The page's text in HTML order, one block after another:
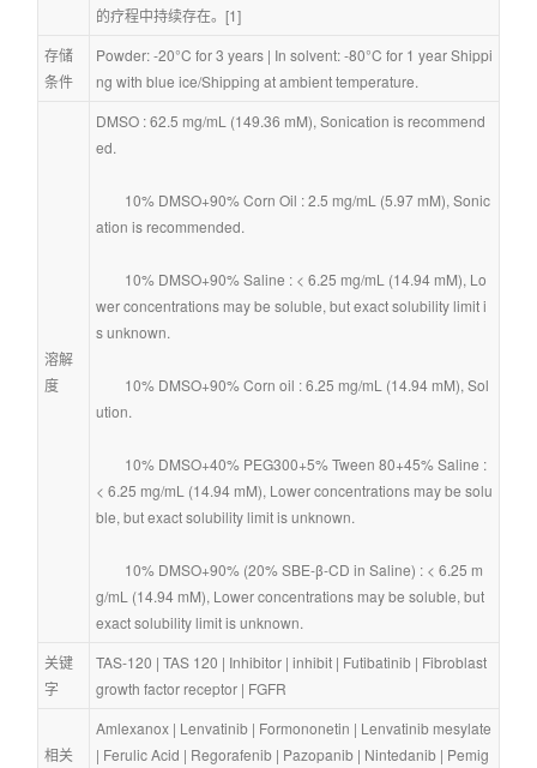
的疗程中持续存在。[1]
存储
条件
Powder: -20°C for 3 years | In solvent: -80°C for 1 year Shippi
ng with blue ice/Shipping at ambient temperature.
溶解
度
DMSO : 62.5 mg/mL (149.36 mM), Sonication is recommend
ed.
ation is recommended.
wer concentrations may be soluble, but exact solubility limit i
s unknown.
ution.
< 6.25 mg/mL (14.94 mM), Lower concentrations may be solu
ble, but exact solubility limit is unknown.
g/mL (14.94 mM), Lower concentrations may be soluble, but
exact solubility limit is unknown.
关键
字
TAS-120 | TAS 120 | Inhibitor | inhibit | Futibatinib | Fibroblast
growth factor receptor | FGFR
相关
Amlexanox | Lenvatinib | Formononetin | Lenvatinib mesylate
| Ferulic Acid | Regorafenib | Pazopanib | Nintedanib | Pemig